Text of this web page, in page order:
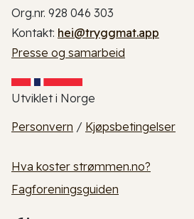
Org.nr. 928 046 303
Kontakt: hei@tryggmat.app
Presse og samarbeid
Utviklet i Norge
Personvern / Kjøpsbetingelser
Hva koster strømmen.no?
Fagforeningsguiden